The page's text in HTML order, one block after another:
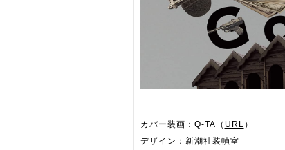
カバー装画：Q-TA（ URL ）
デザイン：新潮社装幀室